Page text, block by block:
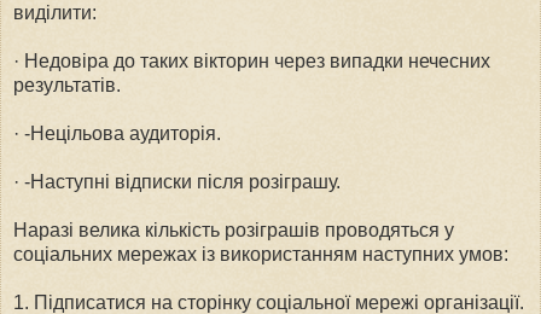
виділити:
· Недовіра до таких вікторин через випадки нечесних
результатів.
· -Нецільова аудиторія.
· -Наступні відписки після розіграшу.
Наразі велика кількість розіграшів проводяться у
соціальних мережах із використанням наступних умов:
1. Підписатися на сторінку соціальної мережі організації.